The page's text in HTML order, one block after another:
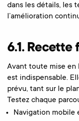
dans les détails, les
l’amélioration
6.1.
Avant toute mise en
est indispensable.
prévu, tant sur le
Testez chaque
Navigation mobile